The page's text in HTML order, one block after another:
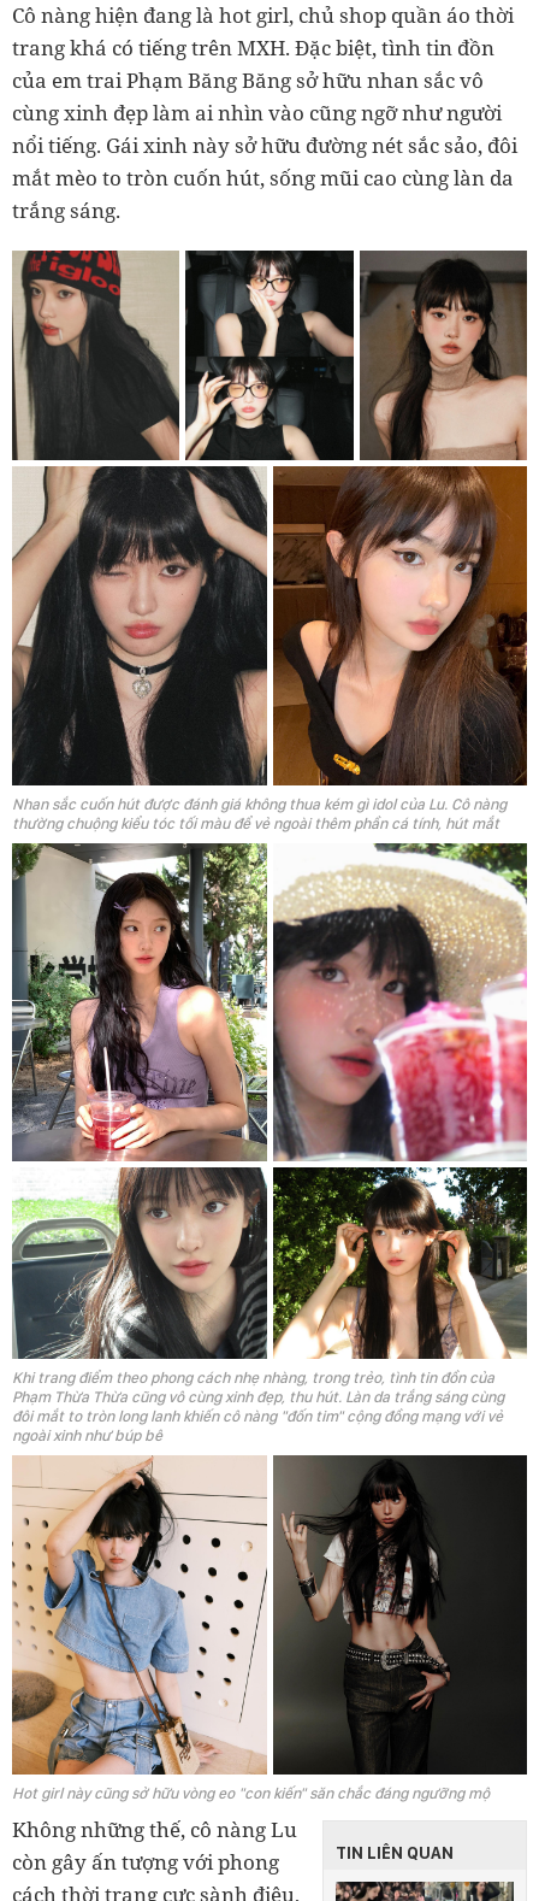
Cô nàng hiện đang là hot girl, chủ shop quần áo thời
trang khá có tiếng trên MXH. Đặc biệt, tình tin đồn
của em trai Phạm Băng Băng sở hữu nhan sắc vô
cùng xinh đẹp làm ai nhìn vào cũng ngỡ như người
nổi tiếng. Gái xinh này sở hữu đường nét sắc sảo, đôi
mắt mèo to tròn cuốn hút, sống mũi cao cùng làn da
trắng sáng.
Nhan sắc cuốn hút được đánh giá không thua kém gì idol của Lu. Cô nàng
thường chuộng kiểu tóc tối màu để vẻ ngoài thêm phần cá tính, hút mắt
Khi trang điểm theo phong cách nhẹ nhàng, trong trẻo, tình tin đồn của
Phạm Thừa Thừa cũng vô cùng xinh đẹp, thu hút. Làn da trắng sáng cùng
đôi mắt to tròn long lanh khiến cô nàng "đốn tim" cộng đồng mạng với vẻ
ngoài xinh như búp bê
Hot girl này cũng sở hữu vòng eo "con kiến" săn chắc đáng ngưỡng mộ
TIN LIÊN QUAN
Không những thế, cô nàng Lu
còn gây ấn tượng với phong
cách thời trang cực sành điệu,